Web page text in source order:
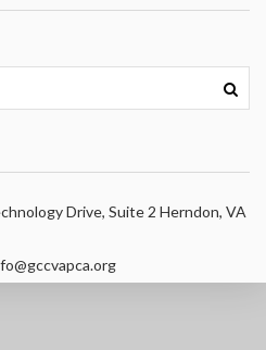
Drive, Suite 2 Herndon, VA